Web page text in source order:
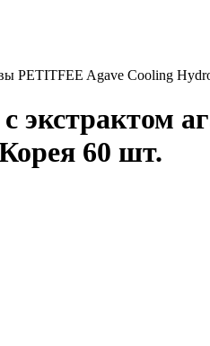
PETITFEE Agave Cooling
экстрактом
60 шт.